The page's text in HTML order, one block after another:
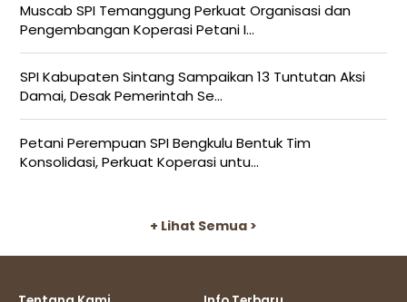
Muscab SPI Temanggung Perkuat Organisasi dan
Pengembangan Koperasi Petani I...
SPI Kabupaten Sintang Sampaikan 13 Tuntutan Aksi
Damai, Desak Pemerintah Se...
Petani Perempuan SPI Bengkulu Bentuk Tim
Konsolidasi, Perkuat Koperasi untu...
+ Lihat Semua >